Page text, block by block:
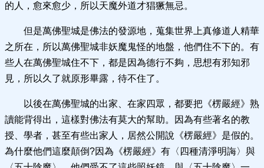
的人，愈來愈少，所以天魔外道才猖獗無忌。
但是萬佛聖城是佛法的發源地，蒐集世界上真修道人精華
之所在，所以萬佛聖城非妖魔鬼怪的地盤，他們住不下的。有
些人在萬佛聖城住不下，都是因為德行不夠，思想有邪知邪
見，所以久了就原形畢露，待不住了。
以後在萬佛聖城的出家、在家四眾，都要把《楞嚴經》熟
讀能背得出，這樣對佛法有莫大的幫助。因為有些著名的教
授、學者，甚至有些出家人，居然公開說《楞嚴經》是假的。
為什麼他們這麼顛倒?因為《楞嚴經》有〈四種清淨明誨〉與